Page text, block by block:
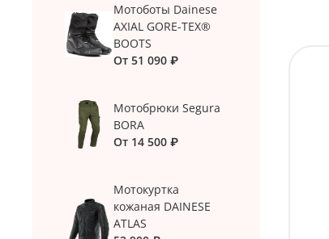
Мотоботы Dainese
AXIAL GORE-TEX®
BOOTS
От 51 090 ₽
Мотобрюки Segura
BORA
От 14 500 ₽
Мотокуртка
кожаная DAINESE
ATLAS